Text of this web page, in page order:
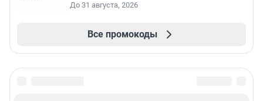
До 31 августа, 2026
Все промокоды